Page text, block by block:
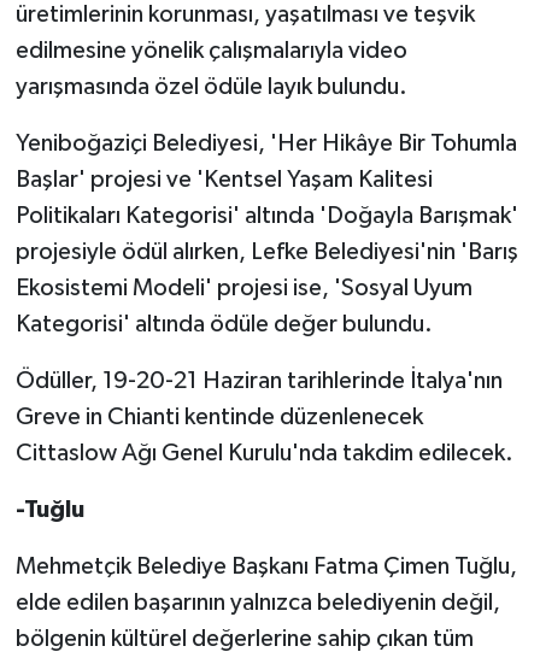
üretimlerinin korunması, yaşatılması ve teşvik
edilmesine yönelik çalışmalarıyla video
yarışmasında özel ödüle layık bulundu.
Yeniboğaziçi Belediyesi, 'Her Hikâye Bir Tohumla
Başlar' projesi ve 'Kentsel Yaşam Kalitesi
Politikaları Kategorisi' altında 'Doğayla Barışmak'
projesiyle ödül alırken, Lefke Belediyesi'nin 'Barış
Ekosistemi Modeli' projesi ise, 'Sosyal Uyum
Kategorisi' altında ödüle değer bulundu.
Ödüller, 19-20-21 Haziran tarihlerinde İtalya'nın
Greve in Chianti kentinde düzenlenecek
Cittaslow Ağı Genel Kurulu'nda takdim edilecek.
-Tuğlu
Mehmetçik Belediye Başkanı Fatma Çimen Tuğlu,
elde edilen başarının yalnızca belediyenin değil,
bölgenin kültürel değerlerine sahip çıkan tüm